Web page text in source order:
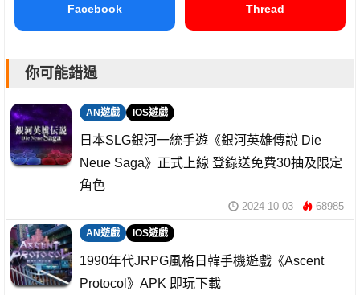
Facebook Thread
你可能錯過
AN遊戲 IOS遊戲
日本SLG銀河一統手遊《銀河英雄傳說 Die
Neue Saga》正式上線 登錄送免費30抽及限定
角色
2024-10-03 68985
AN遊戲 IOS遊戲
1990年代JRPG風格日韓手機遊戲《Ascent
Protocol》APK 即玩下載